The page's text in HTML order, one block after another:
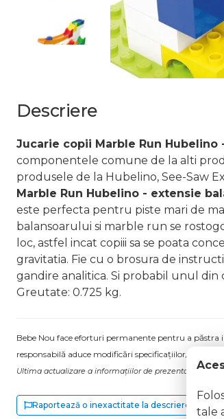
Descriere
Jucarie copii Marble Run Hubelino
componentele comune de la alti
produsele de la Hubelino, See-Saw
Marble Run Hubelino - extensie
este perfecta pentru piste mari de
balansoarului si marble run se
loc, astfel incat copiii sa se poata
gravitatia. Fie cu o brosura de
gandire analitica. Si probabil unul din
Greutate: 0.725 kg.
Bebe Nou face eforturi permanente pentru a
responsabilă aduce modificări specificațiilor/
Ultima actualizare a informațiilor de prezentare pentru
Raportează o inexactitate la descriere
tale